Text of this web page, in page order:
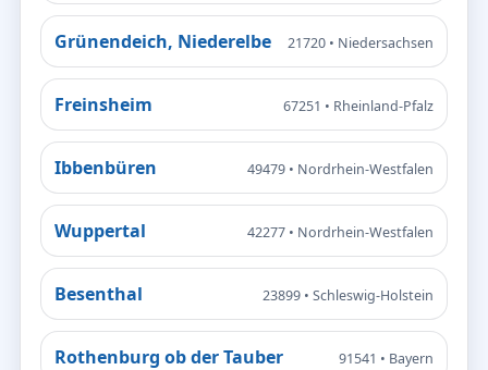
Grünendeich, Niederelbe 21720 • Niedersachsen
Freinsheim 67251 • Rheinland-Pfalz
Ibbenbüren 49479 • Nordrhein-Westfalen
Wuppertal 42277 • Nordrhein-Westfalen
Besenthal 23899 • Schleswig-Holstein
Rothenburg ob der Tauber 91541 • Bayern